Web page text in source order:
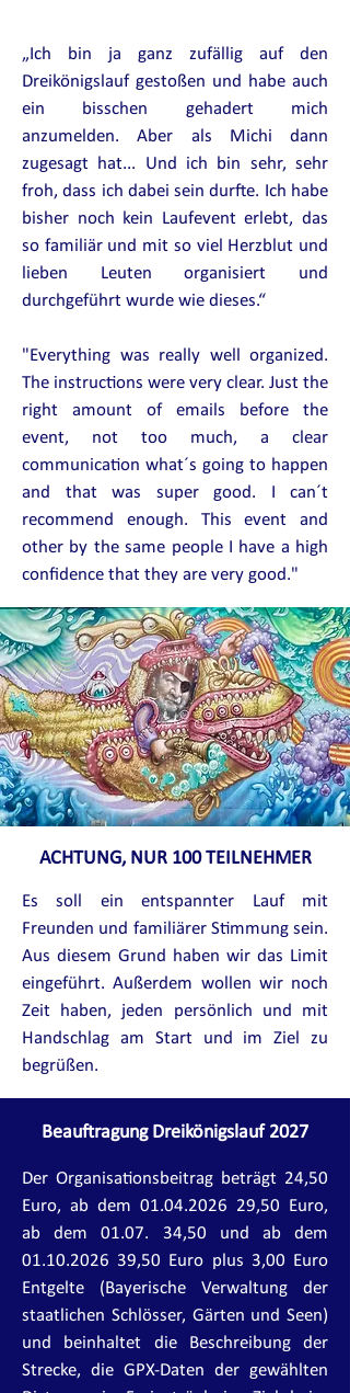
„Ich bin ja ganz zufällig auf den
Dreikönigslauf gestoßen und habe auch
ein bisschen gehadert mich
anzumelden. Aber als Michi dann
zugesagt hat... Und ich bin sehr, sehr
froh, dass ich dabei sein durfte. Ich habe
bisher noch kein Laufevent erlebt, das
so familiär und mit so viel Herzblut und
lieben Leuten organisiert und
durchgeführt wurde wie dieses.“
"Everything was really well organized.
The instructions were very clear. Just the
right amount of emails before the
event, not too much, a clear
communication what´s going to happen
and that was super good. I can´t
recommend enough. This event and
other by the same people I have a high
confidence that they are very good."
ACHTUNG, NUR 100 TEILNEHMER
Es soll ein entspannter Lauf mit
Freunden und familiärer Stimmung sein.
Aus diesem Grund haben wir das Limit
eingeführt. Außerdem wollen wir noch
Zeit haben, jeden persönlich und mit
Handschlag am Start und im Ziel zu
begrüßen.
Beauftragung Dreikönigslauf 2027
Der Organisationsbeitrag beträgt 24,50
Euro, ab dem 01.04.2026 29,50 Euro,
ab dem 01.07. 34,50 und ab dem
01.10.2026 39,50 Euro plus 3,00 Euro
Entgelte (Bayerische Verwaltung der
staatlichen Schlösser, Gärten und Seen)
und beinhaltet die Beschreibung der
Strecke, die GPX-Daten der gewählten